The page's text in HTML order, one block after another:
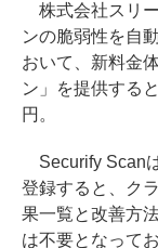
株式会社スリ
ンの脆弱性を自
おいて、新料金
ン」を提供する
円。
Securify Scan
登録すると、ク
果一覧と改善方
は不要となって